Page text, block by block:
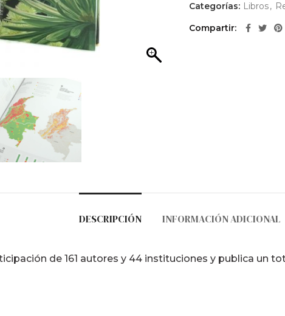
Categorías: Libros,
Compartir
DESCRIPCIÓN INFORMACIÓN ADICIONAL
de 161 autores y 44 instituciones y publica un